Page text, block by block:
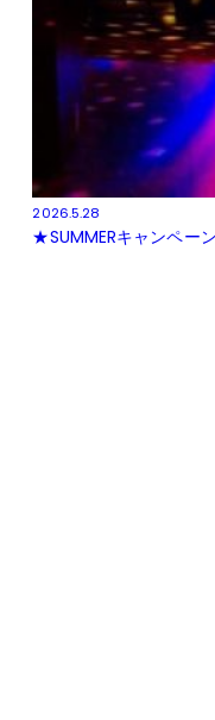
2026.5.28
★SUMMERキャンペー